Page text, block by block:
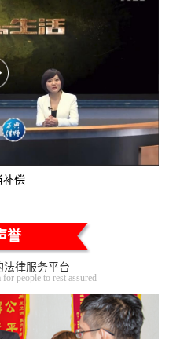
补偿
誉
法律服务平台
people to rest assured